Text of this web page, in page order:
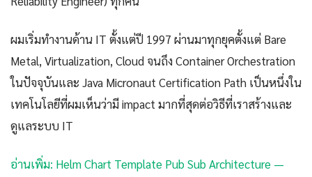
ผมเริ่มทำงานด้าน IT ตั้งแต่ปี 1997 ผ่านมาทุกยุคตั้งแต่ Bare
Metal, Virtualization, Cloud จนถึง Container Orchestration
ในปัจจุบันและ Java Micronaut Certification Path เป็นหนึ่งใน
เทคโนโลยีที่ผมเห็นว่ามี impact มากที่สุดต่อวิธีที่เราสร้างและ
ดูแลระบบ IT
อ่านเพิ่ม: Helm Chart Template Pub Sub Architecture —